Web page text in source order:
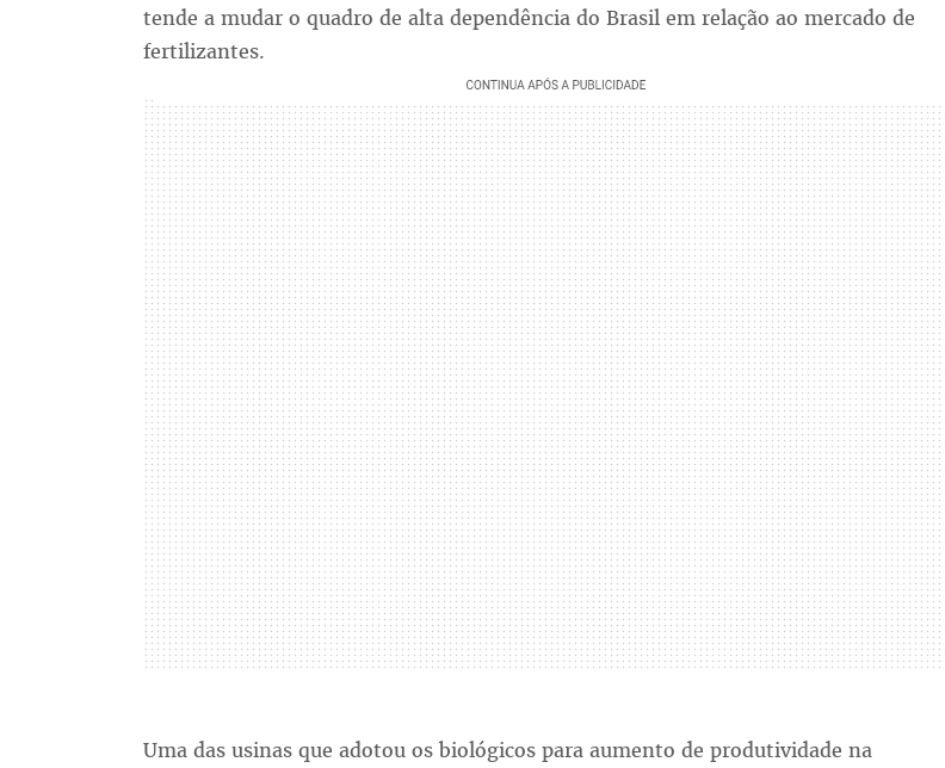
tende a mudar o quadro de alta dependência do Brasil em relação ao mercado de
fertilizantes.
Uma das usinas que adotou os biológicos para aumento de produtividade na